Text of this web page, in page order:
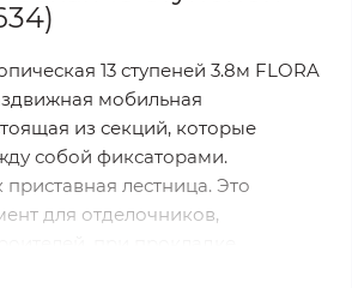
13 ступеней 3.8м FLORA
мобильная
из секций, которые
собой фиксаторами.
лестница. Это
для отделочников,
Так же ее можно